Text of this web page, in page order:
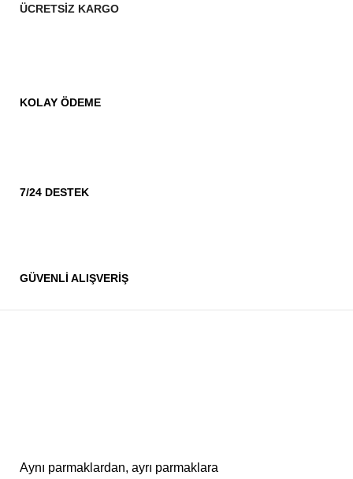
ÜCRETSİZ KARGO
KOLAY ÖDEME
7/24 DESTEK
GÜVENLİ ALIŞVERİŞ
Aynı parmaklardan, ayrı parmaklara